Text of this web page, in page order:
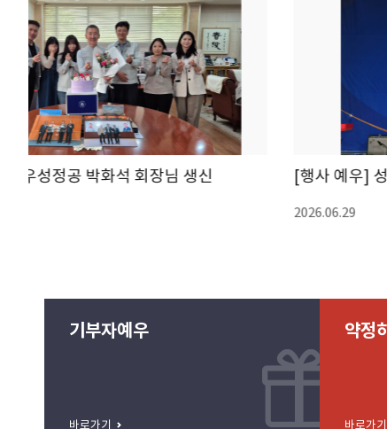
[행사 예우] 성일축산영농조합법인 창립 20주년 기념식 참석
기부자예우
바로가기
약정
바로가기